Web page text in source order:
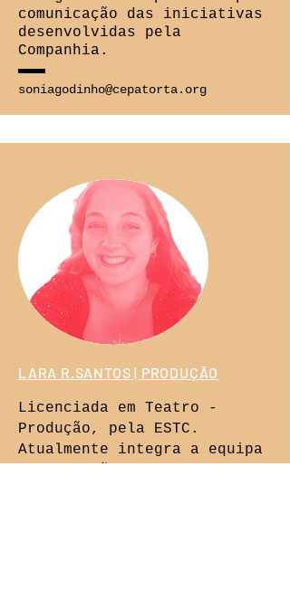
comunicação das iniciativas
desenvolvidas pela
Companhia.
soniagodinho@cepatorta.org
LARA R.SANTOS | PRODUÇÃO
Licenciada em Teatro -
Produção, pela ESTC.
Atualmente integra a equipa